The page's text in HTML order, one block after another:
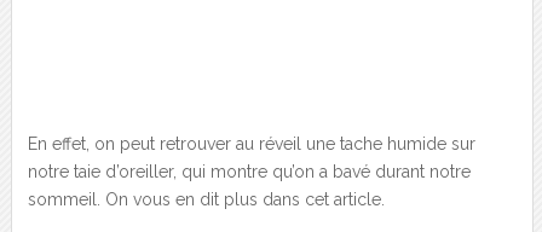
En effet, on peut retrouver au réveil une tache humide sur
notre taie d’oreiller, qui montre qu’on a bavé durant notre
sommeil. On vous en dit plus dans cet article.